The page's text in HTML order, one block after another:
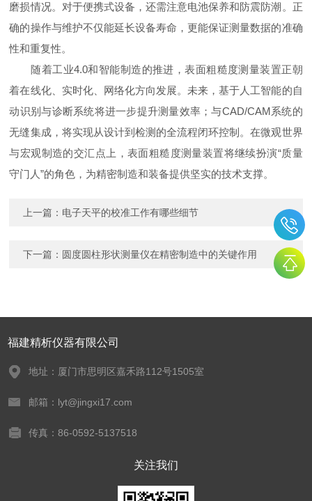
磨损情况。对于便携式设备，还需注意电池保养和防震防潮。正
确的操作与维护不仅能延长设备寿命，更能保证测量数据的准确
性和重复性。
随着工业4.0和智能制造的推进，表面粗糙度测量装置正朝
着在线化、实时化、网络化方向发展。未来，基于人工智能的自
动识别与诊断系统将进一步提升测量效率；与CAD/CAM系统的
无缝集成，将实现从设计到检测的全流程闭环控制。在微观世界
与宏观制造的交汇点上，表面粗糙度测量装置将继续扮演“质量
守门人”的角色，为精密制造和装备提供坚实的技术支撑。
上一篇： 电子天平的校准工作有哪些细节
下一篇： 圆度圆柱形状测量仪在精密制造中的关键作用
福建精析仪器有限公司
地址：厦门市思明区嘉禾路112号1505室
邮箱：lyt@jingxi17.com
传真：86-0592-5137518
关注我们